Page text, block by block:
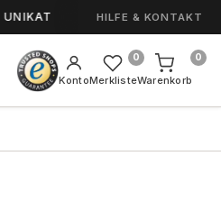
HANDGEFERTIGT
HILFE & KONTAKT
KontoMerkliste
0
Warenkorb
0